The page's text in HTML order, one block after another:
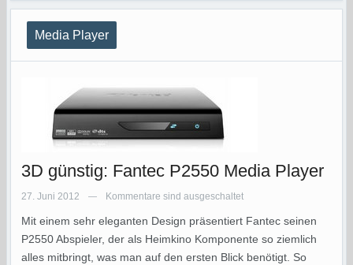
Media Player
3D günstig: Fantec P2550 Media Player
27. Juni 2012 — Kommentare sind ausgeschaltet
Mit einem sehr eleganten Design präsentiert Fantec seinen
P2550 Abspieler, der als Heimkino Komponente so ziemlich
alles mitbringt, was man auf den ersten Blick benötigt. So